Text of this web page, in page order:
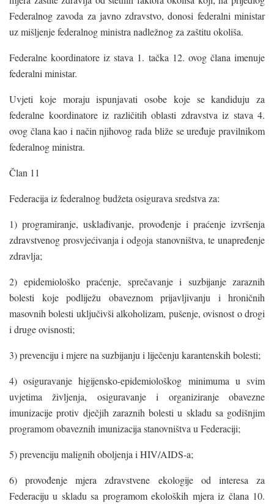
Federalnog zavoda za javno zdravstvo, donosi federalni ministar
uz mišljenje federalnog ministra nadležnog za zaštitu okoliša.
Federalne koordinatore iz stava 1. tačka 12. ovog člana imenuje
federalni ministar.
Uvjeti koje moraju ispunjavati osobe koje se kandiduju za
federalne koordinatore iz različitih oblasti zdravstva iz stava 4.
ovog člana kao i način njihovog rada bliže se uređuje pravilnikom
federalnog ministra.
Član 11
Federacija iz federalnog budžeta osigurava sredstva za:
1) programiranje, usklađivanje, provođenje i praćenje izvršenja
zdravstvenog prosvjećivanja i odgoja stanovništva, te unapređenje
zdravlja;
2) epidemiološko praćenje, sprečavanje i suzbijanje zaraznih
bolesti koje podliježu obaveznom prijavljivanju i hroničnih
masovnih bolesti uključivši alkoholizam, pušenje, ovisnost o drogi
i druge ovisnosti;
3) prevenciju i mjere na suzbijanju i liječenju karantenskih bolesti;
4) osiguravanje higijensko-epidemiološkog minimuma u svim
uvjetima življenja, osiguravanje i organiziranje obavezne
imunizacije protiv dječjih zaraznih bolesti u skladu sa godišnjim
programom obaveznih imunizacija stanovništva u Federaciji;
5) prevenciju malignih oboljenja i HIV/AIDS-a;
6) provođenje mjera zdravstvene ekologije od interesa za
Federaciju u skladu sa programom ekoloških mjera iz člana 10.